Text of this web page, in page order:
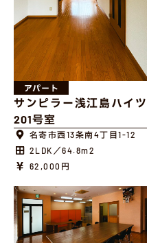
アパート
サンピラー浅江島ハイツ
201号室
名寄市西13条南4丁目1-12
2LDK／64.8m2
62,000円